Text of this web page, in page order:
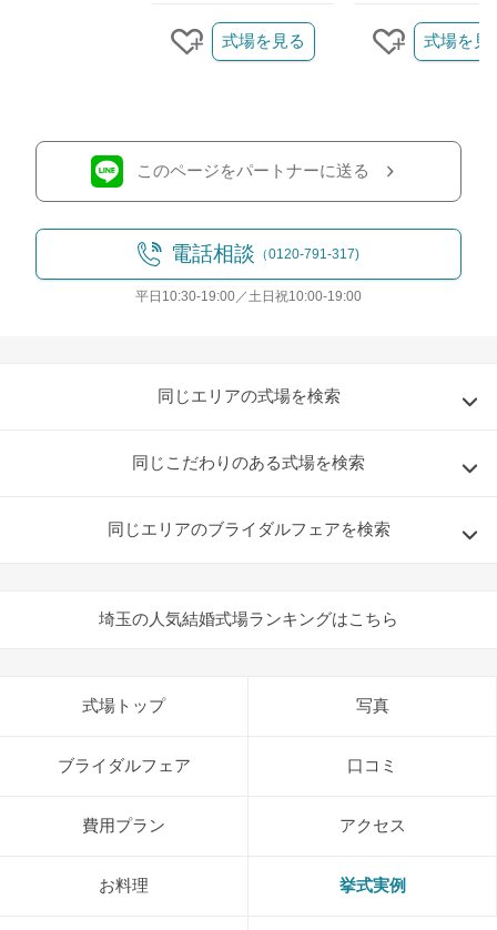
クリップする
式場を見る
クリップす
式場を見
このページをパートナーに送る
電話相談 （0120-791-317)
平日10:30-19:00／土日祝10:00-19:00
同じエリアの式場を検索
同じこだわりのある式場を検索
同じエリアのブライダルフェアを検索
埼玉の人気結婚式場ランキングはこちら
式場トップ 写真
ブライダルフェア 口コミ
費用プラン アクセス
お料理 挙式実例